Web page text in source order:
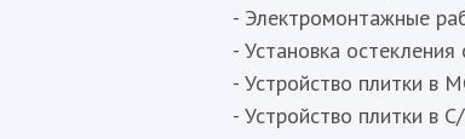
- Электромонтажные
- Установка
- Устройство плитки в
- Устройство плитки в